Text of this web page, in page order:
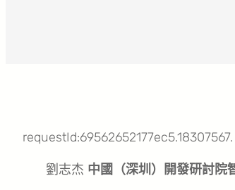
requestId:69562652177ec5.18307567.
劉志杰 中國（深圳）開發研討院